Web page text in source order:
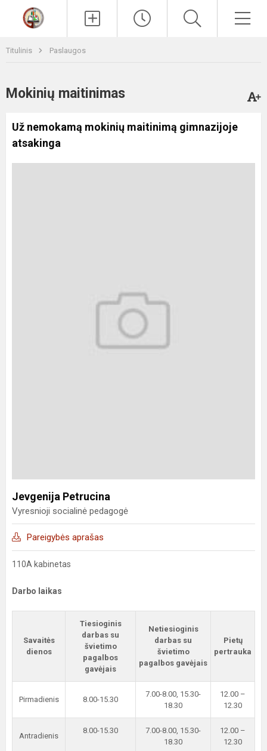
Titulinis Paslaugos
Mokinių maitinimas
Už nemokamą mokinių maitinimą gimnazijoje
atsakinga
Jevgenija Petrucina
Vyresnioji socialinė pedagogė
Pareigybės aprašas
110A kabinetas
Darbo laikas
Savaitės
dienos
Tiesioginis
darbas su
švietimo
pagalbos
gavėjais
Netiesioginis
darbas su
švietimo
pagalbos gavėjais
Pietų
pertrauka
Pirmadienis 8.00-15.30
7.00-8.00, 15.30-
18.30
12.00 –
12.30
Antradienis
8.00-15.30
7.00-8.00, 15.30-
18.30
12.00 –
12.30